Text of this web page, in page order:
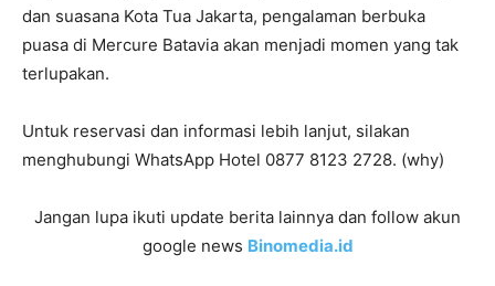
dan suasana Kota Tua Jakarta, pengalaman berbuka
puasa di Mercure Batavia akan menjadi momen yang tak
terlupakan.
Untuk reservasi dan informasi lebih lanjut, silakan
menghubungi WhatsApp Hotel 0877 8123 2728. (why)
Jangan lupa ikuti update berita lainnya dan follow akun
google news Binomedia.id